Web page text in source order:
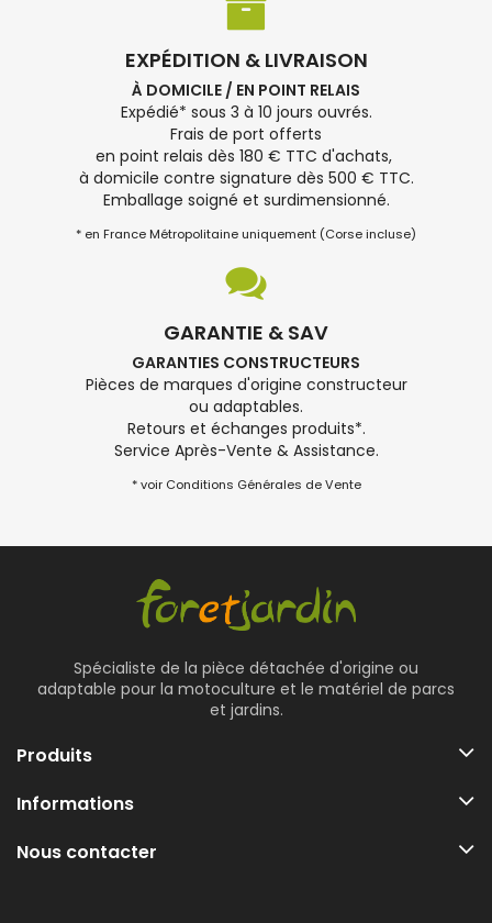
EXPÉDITION & LIVRAISON
À DOMICILE / EN POINT RELAIS
Expédié* sous 3 à 10 jours ouvrés.
Frais de port offerts
en point relais dès 180 € TTC d'achats,
à domicile contre signature dès 500 € TTC.
Emballage soigné et surdimensionné.
* en France Métropolitaine uniquement (Corse incluse)
GARANTIE & SAV
GARANTIES CONSTRUCTEURS
Pièces de marques d'origine constructeur
ou adaptables.
Retours et échanges produits*.
Service Après-Vente & Assistance.
* voir Conditions Générales de Vente
Spécialiste de la pièce détachée d'origine ou
adaptable pour la motoculture et le matériel de parcs
et jardins.
Produits
Informations
Nous contacter